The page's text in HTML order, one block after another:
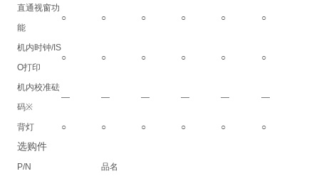
直通视窗功
能
○ ○ ○ ○ ○ ○
机内时钟/IS
O打印
○ ○ ○ ○ ○ ○
机内校准砝
码※
— — — — — —
背灯 ○ ○ ○ ○ ○ ○
选购件
P/N
品名